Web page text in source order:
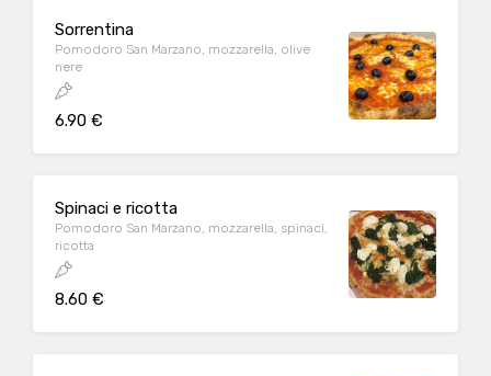
Sorrentina
Pomodoro San Marzano, mozzarella, olive
nere
6.90 €
Spinaci e ricotta
Pomodoro San Marzano, mozzarella, spinaci,
ricotta
8.60 €